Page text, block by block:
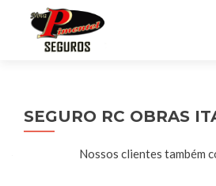
SEGURO RC OBRAS
Nossos clientes também